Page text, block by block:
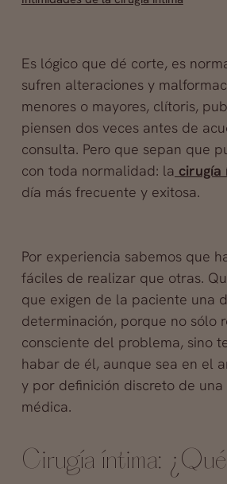
Es lógico que dé corte, es
sufren alteraciones y
menores o mayores, clítoris,
piensen dos veces antes de
consulta. Pero que sepan que
con toda normalidad: la cirugía
día más frecuente y exitosa.
Por experiencia sabemos que
fáciles de realizar que otras.
que exigen de la paciente una
determinación, porque no sólo
consciente del problema, sino
habar de él, aunque sea en el
y por definición discreto de una
médica.
Cirugía íntima: